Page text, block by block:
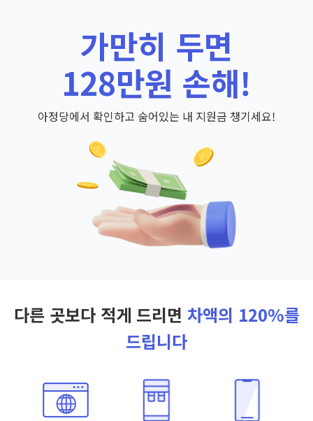
가만히 두면
128만원 손해!
아정당에서 확인하고 숨어있는 내 지원금 챙기세요!
다른 곳보다 적게 드리면 차액의 120%를
드립니다